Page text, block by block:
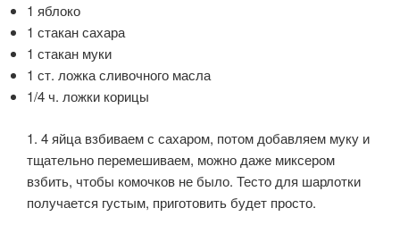
1 яблоко
1 стакан сахара
1 стакан муки
1 ст. ложка сливочного масла
1/4 ч. ложки корицы
1. 4 яйца взбиваем с сахаром, потом добавляем муку и
тщательно перемешиваем, можно даже миксером
взбить, чтобы комочков не было. Тесто для шарлотки
получается густым, приготовить будет просто.